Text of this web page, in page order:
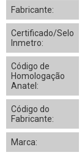
Fabricante:
Certificado/Selo
Inmetro:
Código de
Homologação
Anatel:
Código do
Fabricante:
Marca: